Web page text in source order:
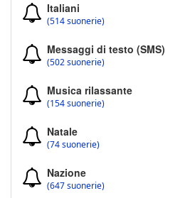
Italiani
(514 suonerie)
Messaggi di testo (SMS)
(502 suonerie)
Musica rilassante
(154 suonerie)
Natale
(74 suonerie)
Nazione
(647 suonerie)